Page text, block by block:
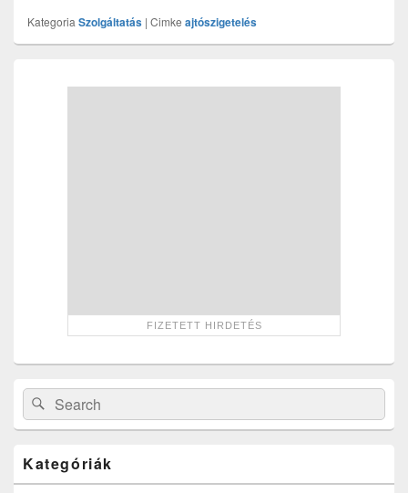
Kategoria Szolgáltatás | Cimke ajtószigetelés
Search
for:
Search
Kategóriák